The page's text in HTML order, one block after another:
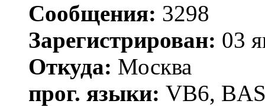
Сообщения: 3298
Зарегистрирован: 03
Откуда: Москва
прог. языки: VB6,